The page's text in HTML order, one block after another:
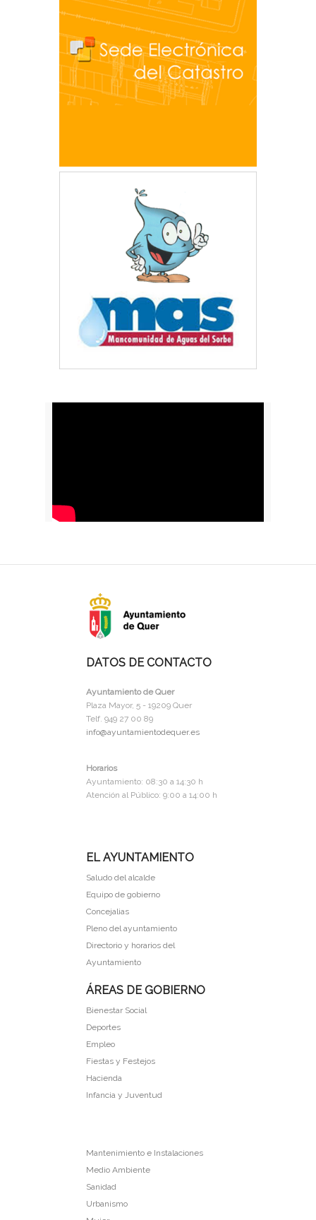
DATOS DE CONTACTO
Ayuntamiento de Quer
Plaza Mayor, 5 - 19209 Quer
Telf. 949 27 00 89
info@ayuntamientodequer.es
Horarios
Ayuntamiento: 08:30 a 14:30 h
Atención al Público: 9:00 a 14:00 h
EL AYUNTAMIENTO
Saludo del alcalde
Equipo de gobierno
Concejalias
Pleno del ayuntamiento
Directorio y horarios del
Ayuntamiento
ÁREAS DE GOBIERNO
Bienestar Social
Deportes
Empleo
Fiestas y Festejos
Hacienda
Infancia y Juventud
Mantenimiento e Instalaciones
Medio Ambiente
Sanidad
Urbanismo